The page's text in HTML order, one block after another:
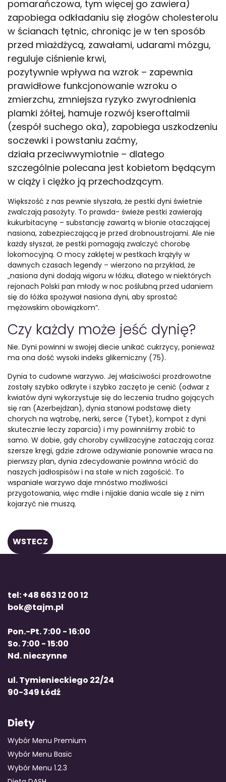
pomarańczowa, tym więcej go zawiera)
zapobiega odkładaniu się złogów cholesterolu
w ścianach tętnic, chroniąc je w ten sposób
przed miażdżycą, zawałami, udarami mózgu,
reguluje ciśnienie krwi,
pozytywnie wpływa na wzrok – zapewnia
prawidłowe funkcjonowanie wzroku o
zmierzchu, zmniejsza ryzyko zwyrodnienia
plamki żółtej, hamuje rozwój kseroftalmii
(zespół suchego oka), zapobiega uszkodzeniu
soczewki i powstaniu zaćmy,
działa przeciwwymiotnie – dlatego
szczególnie polecana jest kobietom będącym
w ciąży i ciężko ją przechodzącym.
Większość z nas pewnie słyszała, że pestki dyni świetnie
zwalczają pasożyty. To prawda- świeże pestki zawierają
kukurbitacynę – substancję zawartą w błonie otaczającej
nasiona, zabezpieczającą je przed drobnoustrojami. Ale nie
każdy słyszał, że pestki pomagają zwalczyć chorobę
lokomocyjną. O mocy zaklętej w pestkach krążyły w
dawnych czasach legendy – wierzono na przykład, że
„nasiona dyni dodają wigoru w łóżku, dlatego w niektórych
rejonach Polski pan młody w noc poślubną przed udaniem
się do łóżka spożywał nasiona dyni, aby sprostać
mężowskim obowiązkom”.
Czy każdy może jeść dynię?
Nie. Dyni powinni w swojej diecie unikać cukrzycy, ponieważ
ma ona dość wysoki indeks glikemiczny (75).
Dynia to cudowne warzywo. Jej właściwości prozdrowotne
zostały szybko odkryte i szybko zaczęto je cenić (odwar z
kwiatów dyni wykorzystuje się do leczenia trudno gojących
się ran (Azerbejdżan), dynia stanowi podstawę diety
chorych na wątrobę, nerki, serce (Tybet), kompot z dyni
skutecznie leczy zaparcia) i my powinniśmy zrobić to
samo. W dobie, gdy choroby cywilizacyjne zataczają coraz
szersze kręgi, gdzie zdrowe odżywianie ponownie wraca na
pierwszy plan, dynia zdecydowanie powinna wrócić do
naszych jadłospisów i na stałe w nich zagościć. To
wspaniałe warzywo daje mnóstwo możliwości
przygotowania, więc mdłe i nijakie dania wcale się z nim
kojarzyć nie muszą.
WSTECZ
tel: +48 663 12 00 12
bok@tajm.pl
Pon.-Pt. 7:00 - 16:00
So. 7:00 - 15:00
Nd. nieczynne
ul. Tymienieckiego 22/24
90-349 Łódź
Diety
Wybór Menu Premium
Wybór Menu Basic
Wybór Menu 1.2.3